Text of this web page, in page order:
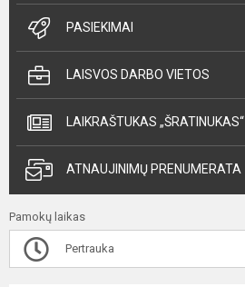
PASIEKIMAI
LAISVOS DARBO VIETOS
LAIKRAŠTUKAS „ŠRATINUKAS“
ATNAUJINIMŲ PRENUMERATA
Pamokų laikas
Pertrauka